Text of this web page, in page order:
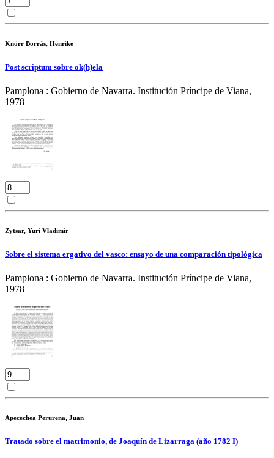
Knörr Borrás, Henrike
Post scriptum sobre ok(h)ela
Pamplona : Gobierno de Navarra. Institución Príncipe de Viana,
1978
Zytsar, Yuri Vladimir
Sobre el sistema ergativo del vasco: ensayo de una comparación tipológica
Pamplona : Gobierno de Navarra. Institución Príncipe de Viana,
1978
Apecechea Perurena, Juan
Tratado sobre el matrimonio, de Joaquín de Lizarraga (año 1782 I)